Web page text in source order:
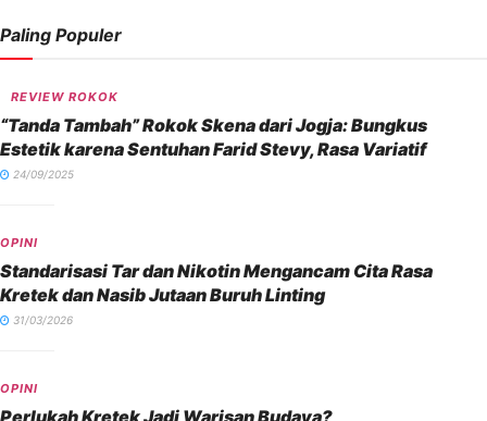
Paling Populer
REVIEW ROKOK
“Tanda Tambah” Rokok Skena dari Jogja: Bungkus
Estetik karena Sentuhan Farid Stevy, Rasa Variatif
24/09/2025
OPINI
Standarisasi Tar dan Nikotin Mengancam Cita Rasa
Kretek dan Nasib Jutaan Buruh Linting
31/03/2026
OPINI
Perlukah Kretek Jadi Warisan Budaya?